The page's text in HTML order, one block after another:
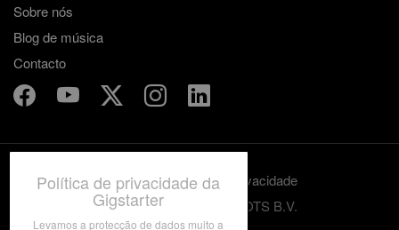
Sobre nós
Blog de música
Contacto
Termos e condições
Privacidade
© 2012-2026 GRASSROOTS B.V.
Política de privacidade da
Gigstarter
Levamos a protecção de dados muito a